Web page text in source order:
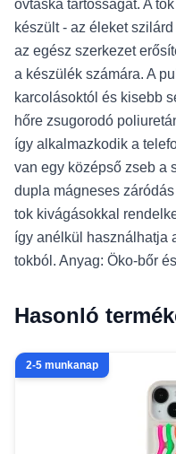
övtáska tartósságát. A
készült - az éleket
az egész szerkezet
a készülék számára. A
karcolásoktól és kisebb
hőre zsugorodó
így alkalmazkodik a
van egy középső zseb a
dupla mágneses
tok kivágásokkal
így anélkül használhatja
tokból. Anyag: Öko-bőr
Hasonló
2-5 munkanap